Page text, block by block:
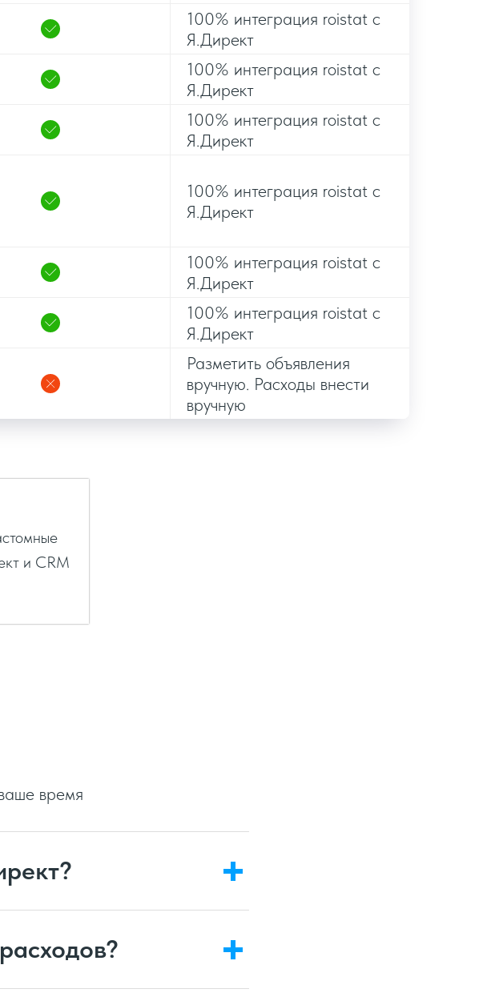
100% интеграция roistat c
Я.Директ
100% интеграция roistat c
Я.Директ
100% интеграция roistat c
Я.Директ
100% интеграция roistat c
Я.Директ
100% интеграция roistat c
Я.Директ
100% интеграция roistat c
Я.Директ
Разметить объявления
вручную. Расходы внести
вручную
и CRM
время